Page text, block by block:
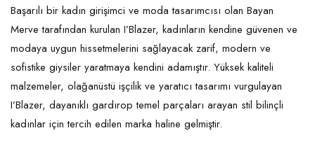
Başarılı bir kadın girişimci ve moda tasarımcısı olan Bayan
Merve tarafından kurulan I’Blazer, kadınların kendine güvenen ve
modaya uygun hissetmelerini sağlayacak zarif, modern ve
sofistike giysiler yaratmaya kendini adamıştır. Yüksek kaliteli
malzemeler, olağanüstü işçilik ve yaratıcı tasarımı vurgulayan
I’Blazer, dayanıklı gardırop temel parçaları arayan stil bilinçli
kadınlar için tercih edilen marka haline gelmiştir.